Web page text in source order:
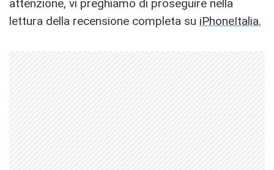
attenzione, vi preghiamo di proseguire nella
lettura della recensione completa su iPhoneItalia.